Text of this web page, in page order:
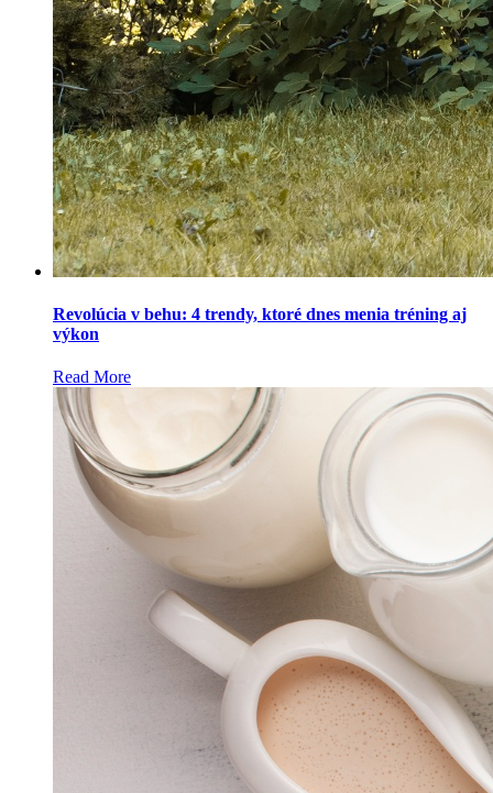
Revolúcia v behu: 4 trendy, ktoré dnes menia tréning aj
výkon
Read More